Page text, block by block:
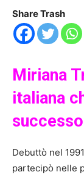
Share Trash
Miriana
italiana
Debuttò nel
partecipò nelle